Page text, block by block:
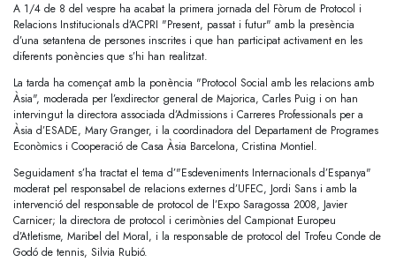
A 1/4 de 8 del vespre ha acabat la primera jornada del Fòrum de Protocol i
Relacions Institucionals d’ACPRI "Present, passat i futur" amb la presència
d’una setantena de persones inscrites i que han participat activament en les
diferents ponències que s’hi han realitzat.
La tarda ha començat amb la ponència "Protocol Social amb les relacions amb
Àsia", moderada per l’exdirector general de Majorica, Carles Puig i on han
intervingut la directora associada d’Admissions i Carreres Professionals per a
Àsia d’ESADE, Mary Granger, i la coordinadora del Departament de Programes
Econòmics i Cooperació de Casa Àsia Barcelona, Cristina Montiel.
Seguidament s’ha tractat el tema d’"Esdeveniments Internacionals d’Espanya"
moderat pel responsabel de relacions externes d’UFEC, Jordi Sans i amb la
intervenció del responsable de protocol de l’Expo Saragossa 2008, Javier
Carnicer; la directora de protocol i cerimònies del Campionat Europeu
d’Atletisme, Maribel del Moral, i la responsable de protocol del Trofeu Conde de
Godó de tennis, Silvia Rubió.